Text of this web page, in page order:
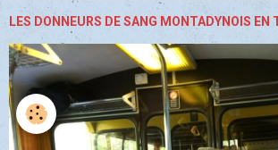
LES DONNEURS DE SANG MONTADYNOIS EN